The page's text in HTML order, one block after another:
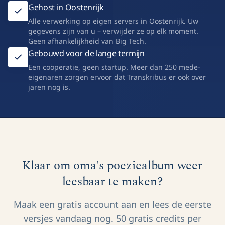
Gehost in Oostenrijk
Alle verwerking op eigen servers in Oostenrijk. Uw
gegevens zijn van u – verwijder ze op elk moment.
Geen afhankelijkheid van Big Tech.
Gebouwd voor de lange termijn
Een coöperatie, geen startup. Meer dan 250 mede-
eigenaren zorgen ervoor dat Transkribus er ook over
jaren nog is.
Klaar om oma's poeziealbum weer
leesbaar te maken?
Maak een gratis account aan en lees de eerste
versjes vandaag nog. 50 gratis credits per